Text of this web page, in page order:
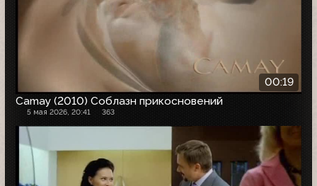
00:19
Camay (2010) Соблазн прикосновений
5 мая 2026, 20:41 363